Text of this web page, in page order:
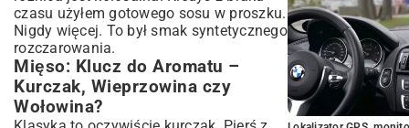
czasu użyłem gotowego sosu w proszku.
Nigdy więcej. To był smak syntetycznego
rozczarowania.
Mięso: Klucz do Aromatu –
Kurczak, Wieprzowina czy
Wołowina?